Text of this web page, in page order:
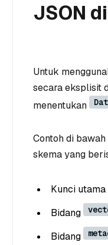
JSON
Untuk
secara eksplisit
menentukan
Contoh di
skema yang
Kunci utama
Bidang
Bidang